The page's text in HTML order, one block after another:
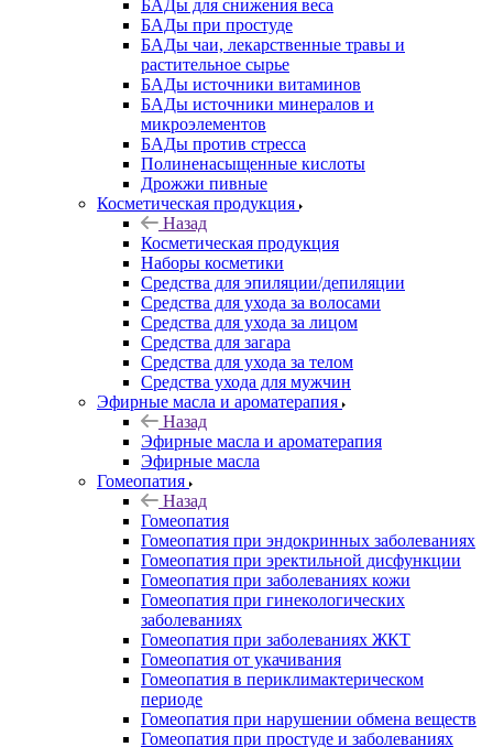
БАДы для снижения веса
БАДы при простуде
БАДы чаи, лекарственные травы и
растительное сырье
БАДы источники витаминов
БАДы источники минералов и
микроэлементов
БАДы против стресса
Полиненасыщенные кислоты
Дрожжи пивные
Косметическая продукция
Назад
Косметическая продукция
Наборы косметики
Средства для эпиляции/депиляции
Средства для ухода за волосами
Средства для ухода за лицом
Средства для загара
Средства для ухода за телом
Средства ухода для мужчин
Эфирные масла и ароматерапия
Назад
Эфирные масла и ароматерапия
Эфирные масла
Гомеопатия
Назад
Гомеопатия
Гомеопатия при эндокринных заболеваниях
Гомеопатия при эректильной дисфункции
Гомеопатия при заболеваниях кожи
Гомеопатия при гинекологических
заболеваниях
Гомеопатия при заболеваниях ЖКТ
Гомеопатия от укачивания
Гомеопатия в периклимактерическом
периоде
Гомеопатия при нарушении обмена веществ
Гомеопатия при простуде и заболеваниях